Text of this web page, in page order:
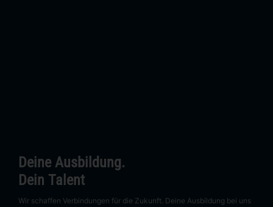
Deine Ausbildung.
Dein Talent
Wir schaffen Verbindungen für die Zukunft. Deine Ausbildung bei uns